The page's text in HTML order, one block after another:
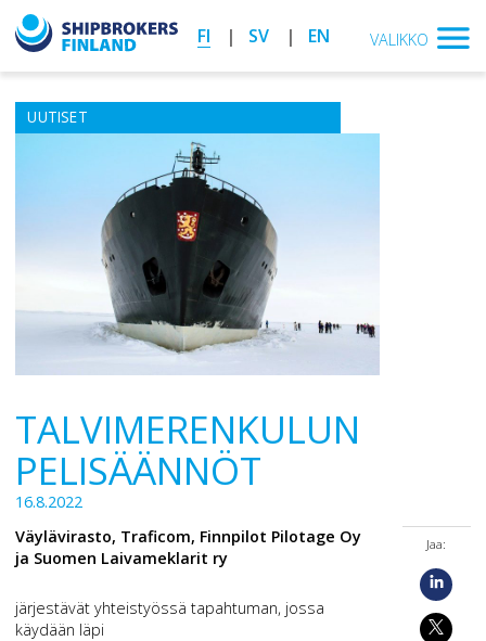
FI SV EN VALIKKO
UUTISET
TALVIMERENKULUN
PELISÄÄNNÖT
16.8.2022
Väylävirasto, Traficom, Finnpilot Pilotage Oy
ja Suomen Laivameklarit ry
järjestävät yhteistyössä tapahtuman, jossa
käydään läpi
Jaa: